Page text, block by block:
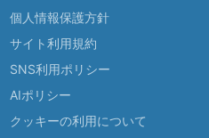
個人情報保護方針
サイト利用規約
SNS利用ポリシー
AIポリシー
クッキーの利用について